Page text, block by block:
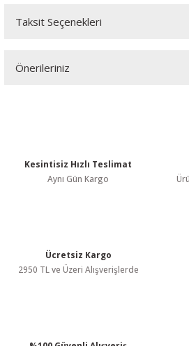
Bu ürüne ilk yorumu siz
Taksit Seçenekleri
Önerileriniz
Ürün resmi kalitesiz, bozuk veya
Bu ürüne benzer farklı alternatifler
Kesintisiz Hızlı Teslimat
Aynı Gün Kargo
Ücretsiz Kargo
2950 TL ve Üzeri Alışverişlerde